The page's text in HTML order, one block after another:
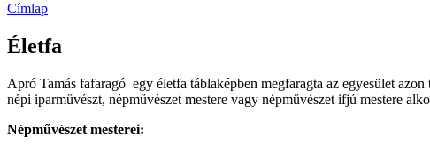
Címlap
Életfa
Apró Tamás fafaragó egy életfa táblaképben megfaragta az egyesület
népi iparművészt, népművészet mestere vagy népművészet ifjú mestere
Népművészet mesterei: